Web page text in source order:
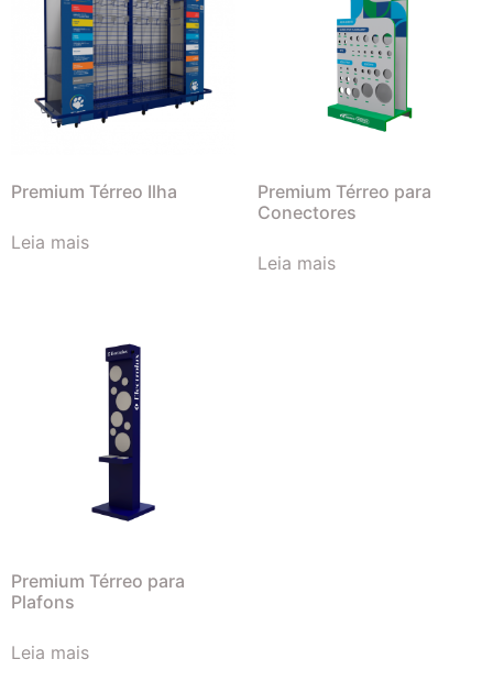
Premium Térreo Ilha
Leia mais
Premium Térreo para
Conectores
Leia mais
Premium Térreo para
Plafons
Leia mais